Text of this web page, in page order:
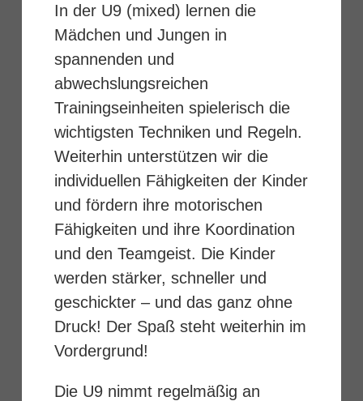
In der U9 (mixed) lernen die
Mädchen und Jungen in
spannenden und
abwechslungsreichen
Trainingseinheiten spielerisch die
wichtigsten Techniken und Regeln.
Weiterhin unterstützen wir die
individuellen Fähigkeiten der Kinder
und fördern ihre motorischen
Fähigkeiten und ihre Koordination
und den Teamgeist. Die Kinder
werden stärker, schneller und
geschickter – und das ganz ohne
Druck! Der Spaß steht weiterhin im
Vordergrund!
Die U9 nimmt regelmäßig an